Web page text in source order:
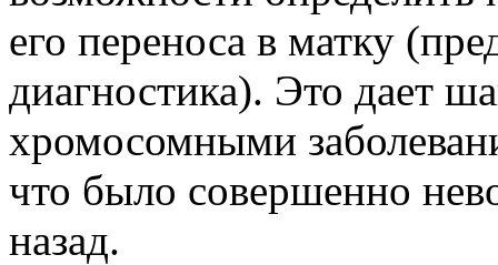
его переноса в матку
диагностика). Это дает
хромосомными
что было совершенно
назад.